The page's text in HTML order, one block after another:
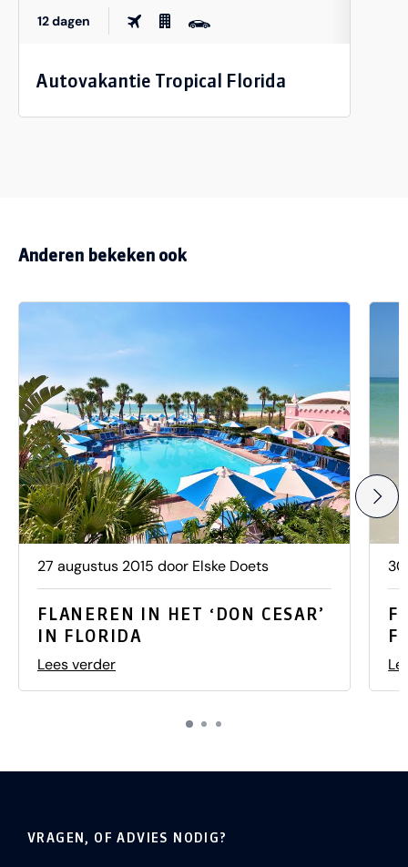
12 dagen
Autovakantie Tropical Florida
Anderen bekeken ook
27 augustus 2015 door Elske Doets
FLANEREN IN HET ‘DON CESAR’
IN FLORIDA
Lees verder
VRAGEN, OF ADVIES NODIG?